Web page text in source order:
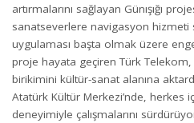
artırmalarını sağlayan Günışığı
sanatseverlere navigasyon hizmeti
uygulaması başta olmak üzere
proje hayata geçiren Türk
birikimini kültür-sanat alanına
Atatürk Kültür Merkezi’nde, herkes
deneyimiyle çalışmalarını